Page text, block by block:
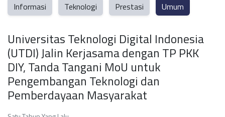
Informasi Teknologi Prestasi Umum
Universitas Teknologi Digital Indonesia
(UTDI) Jalin Kerjasama dengan TP PKK
DIY, Tanda Tangani MoU untuk
Pengembangan Teknologi dan
Pemberdayaan Masyarakat